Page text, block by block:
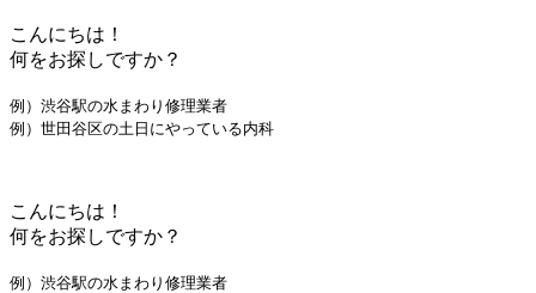
こんにちは！
何をお探しですか？
例）渋谷駅の水まわり修理業者
例）世田谷区の土日にやっている内科
こんにちは！
何をお探しですか？
例）渋谷駅の水まわり修理業者